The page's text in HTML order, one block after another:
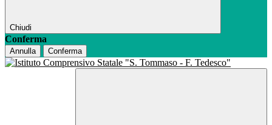
Chiudi
Conferma
Annulla Conferma